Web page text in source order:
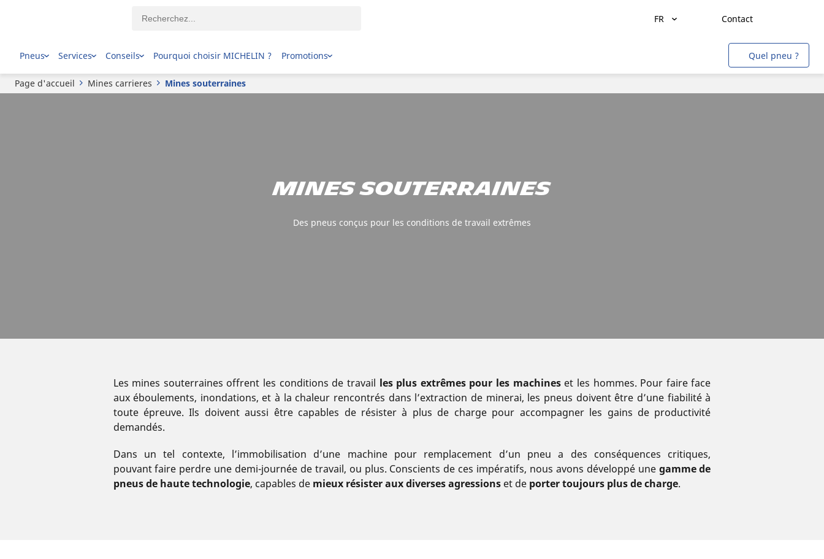
FR Contact
Transport de marchandises
Transport de personnes
Pneus Services Conseils Pourquoi choisir MICHELIN ? Promotions Quel pneu ?
Page d'accueil Mines carrieres Mines souterraines
Mines souterraines
Des pneus conçus pour les conditions de travail extrêmes
Les mines souterraines offrent les conditions de travail les plus extrêmes pour les machineset les hommes. Pour faire face
aux éboulements, inondations, et à la chaleur rencontrés dans l’extraction de minerai, les pneus doivent être d’une fiabilité à
toute épreuve. Ils doivent aussi être capables de résister à plus de charge pour accompagner les gains de productivité
demandés.
Dans un tel contexte, l’immobilisation d’une machine pour remplacement d’un pneu a des conséquences critiques,
pouvant faire perdre une demi-journée de travail, ou plus. Conscients de ces impératifs, nous avons développé une gamme de
pneus de haute technologie, capables de mieux résister aux diverses agressionset de porter toujours plus de charge.